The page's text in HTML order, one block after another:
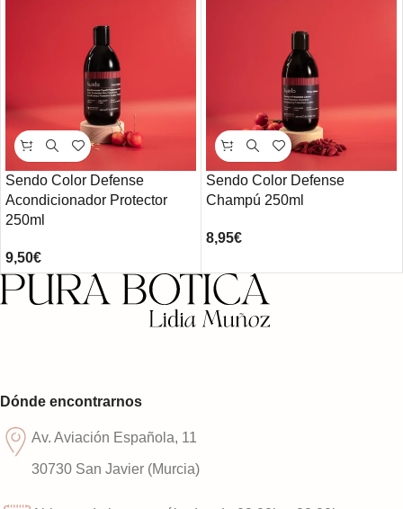
Sendo Color Defense
Acondicionador Protector
250ml
9,50€
Sendo Color Defense
Champú 250ml
8,95€
Dónde encontrarnos
Av. Aviación Española, 11
30730 San Javier (Murcia)